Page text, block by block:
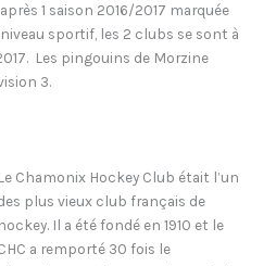
1 saison 2016/2017 marquée
sportif, les 2 clubs se sont à
Les pingouins de Morzine
3.
Le Chamonix Hockey Club était l’un
plus vieux club français de
hockey. Il a été fondé en 1910 et le
a remporté 30 fois le